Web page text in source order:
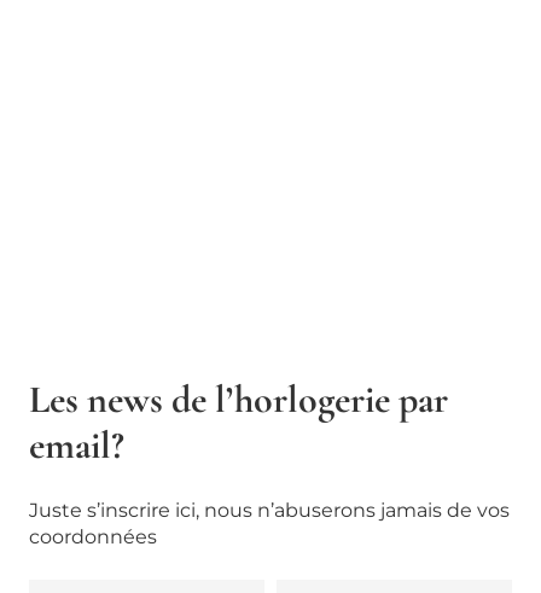
Les news de l’horlogerie par
email?
Juste s’inscrire ici, nous n’abuserons jamais de vos
coordonnées